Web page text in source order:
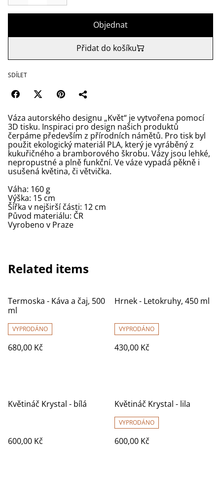
Objednat
Přidat do košíku
SDÍLET
Váza autorského designu „Květ“ je vytvořena pomocí
3D tisku. Inspiraci pro design našich produktů
čerpáme především z přírodních námětů. Pro tisk byl
použit ekologický materiál PLA, který je vyráběný z
kukuřičného a bramborového škrobu. Vázy jsou lehké,
nepropustné a plně funkční. Ve váze vypadá pěkně i
usušená květina, či větvička.
Váha: 160 g
Výška: 15 cm
Šířka v nejširší části: 12 cm
Původ materiálu: ČR
Vyrobeno v Praze
Related items
Termoska - Káva a čaj, 500
ml
VYPRODÁNO
680,00 Kč
Hrnek - Letokruhy, 450 ml
VYPRODÁNO
430,00 Kč
Květináč Krystal - bílá
600,00 Kč
Květináč Krystal - lila
VYPRODÁNO
600,00 Kč